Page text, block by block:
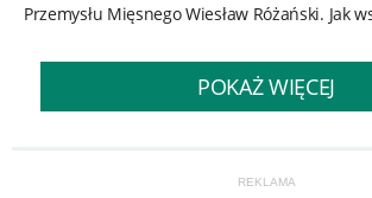
Przemysłu Mięsnego Wiesław Różański. Jak
POKAŻ WIĘCEJ
REKLAMA